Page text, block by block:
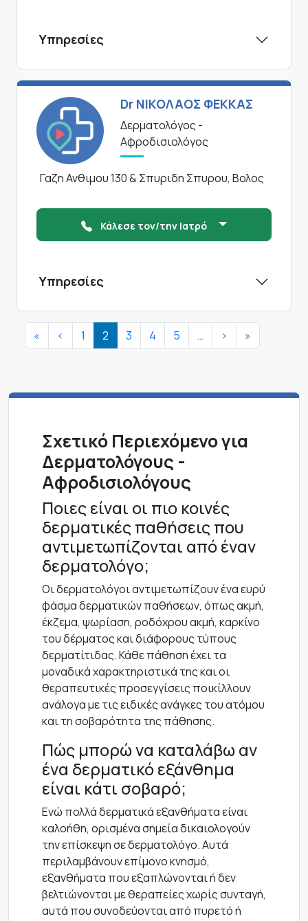
Υπηρεσίες
Dr ΝΙΚΟΛΑΟΣ ΦΕΚΚΑΣ
Δερματολόγος -
Αφροδισιολόγος
Γαζη Ανθιμου 130 & Σπυριδη Σπυρου, Βολος
Κάλεσε τον/την Ιατρό
Υπηρεσίες
Σελιδοποίηση
« First page
< Προηγούμενη σελίδα
1 2 3 4 5 … > Next page
»
Σχετικό Περιεχόμενο για
Δερματολόγους -
Αφροδισιολόγους
Ποιες είναι οι πιο κοινές
δερματικές παθήσεις που
αντιμετωπίζονται από έναν
δερματολόγο;
Οι δερματολόγοι αντιμετωπίζουν ένα ευρύ
φάσμα δερματικών παθήσεων, όπως ακμή,
έκζεμα, ψωρίαση, ροδόχρου ακμή, καρκίνο
του δέρματος και διάφορους τύπους
δερματίτιδας. Κάθε πάθηση έχει τα
μοναδικά χαρακτηριστικά της και οι
θεραπευτικές προσεγγίσεις ποικίλλουν
ανάλογα με τις ειδικές ανάγκες του ατόμου
και τη σοβαρότητα της πάθησης.
Πώς μπορώ να καταλάβω αν
ένα δερματικό εξάνθημα
είναι κάτι σοβαρό;
Ενώ πολλά δερματικά εξανθήματα είναι
καλοήθη, ορισμένα σημεία δικαιολογούν
την επίσκεψη σε δερματολόγο. Αυτά
περιλαμβάνουν επίμονο κνησμό,
εξανθήματα που εξαπλώνονται ή δεν
βελτιώνονται με θεραπείες χωρίς συνταγή,
αυτά που συνοδεύονται από πυρετό ή